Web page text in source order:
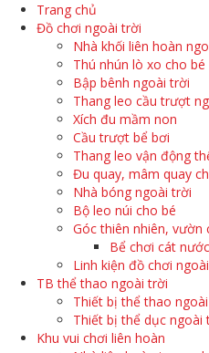
Trang chủ
Đồ chơi ngoài trời
Nhà khối liên hoàn
Thú nhún lò xo cho bé
Bập bênh ngoài trời
Thang leo cầu trượt
Xích đu mầm non
Cầu trượt bể bơi
Thang leo vận động
Đu quay, mâm quay
Nhà bóng ngoài trời
Bộ leo núi cho bé
Góc thiên nhiên, vườn
Bể chơi cát
Linh kiện đồ chơi
TB thể thao ngoài trời
Thiết bị thể thao
Thiết bị thể dục ngoài
Khu vui chơi liên hoàn